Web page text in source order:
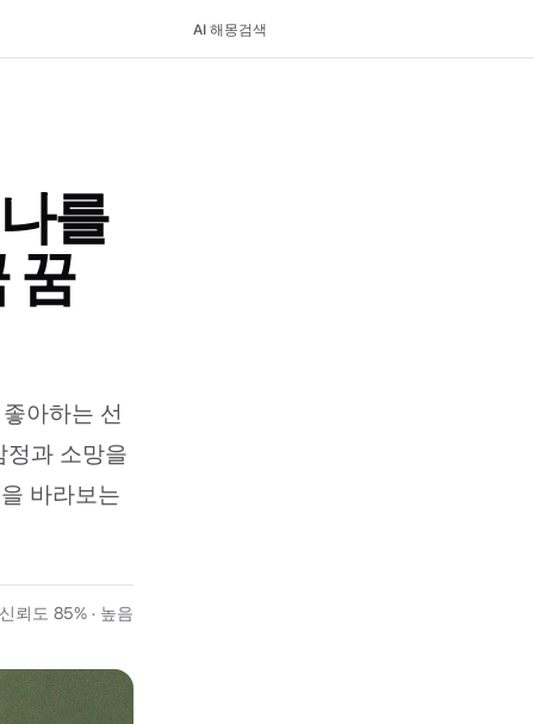
AI 해몽검색
를
꿈
아하는 선
정과 소망을
바라보는
뢰도 85% · 높음